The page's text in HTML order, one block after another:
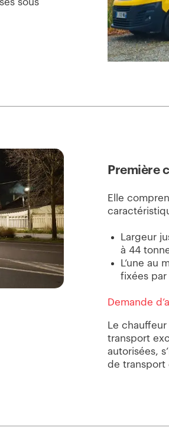
Première
Elle
Largeur
à 44
L’une au
fixées
Demande
Le
transport
autorisées,
de transport